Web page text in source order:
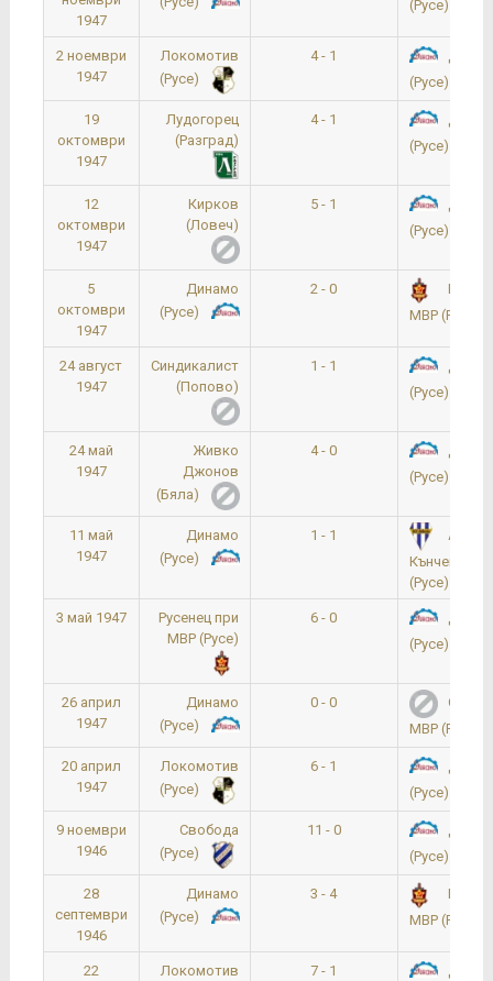
1947
(Русе)
2 ноември
1947
Локомотив
(Русе)
4 - 1
(Русе)
19
октомври
1947
Лудогорец
(Разград)
4 - 1
(Русе)
12
октомври
1947
Кирков
(Ловеч)
5 - 1
(Русе)
5
октомври
1947
Динамо
(Русе)
2 - 0
МВР (Русе)
24 август
1947
Синдикалист
(Попово)
1 - 1
(Русе)
24 май
1947
Живко
Джонов
(Бяла)
4 - 0
(Русе)
11 май
1947
Динамо
(Русе)
1 - 1
Ангел
Кънчев –
(Русе)
3 май 1947
Русенец при
МВР (Русе)
6 - 0
(Русе)
26 април
1947
Динамо
(Русе)
0 - 0
МВР (Русе)
20 април
1947
Локомотив
(Русе)
6 - 1
(Русе)
9 ноември
1946
Свобода
(Русе)
11 - 0
(Русе)
28
септември
1946
Динамо
(Русе)
3 - 4
МВР (Русе)
22
Локомотив
7 - 1